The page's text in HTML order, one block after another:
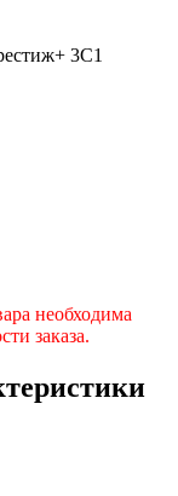
3C1
необходима
заказа.